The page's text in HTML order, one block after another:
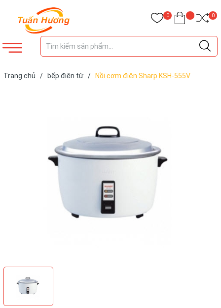
0 0
Trang chủ / bếp điên từ / Nồi cơm điện Sharp KSH-555V